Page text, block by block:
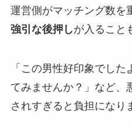
運営側がマッチング数を
強引な後押しが入ること
「この男性好印象でし
てみませんか？」など、
されすぎると負担になり